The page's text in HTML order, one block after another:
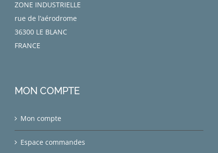
ZONE INDUSTRIELLE
rue de l’aérodrome
36300 LE BLANC
FRANCE
MON COMPTE
Mon compte
Espace commandes